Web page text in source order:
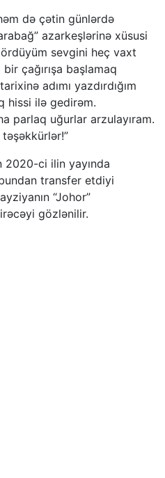
də çətin günlərdə
azarkeşlərinə xüsusi
sevgini heç vaxt
çağırışa başlamaq
adımı yazdırdığım
hissi ilə gedirəm.
parlaq uğurlar arzulayıram.
2020-ci ilin yayında
transfer etdiyi
“Johor”
gözlənilir.